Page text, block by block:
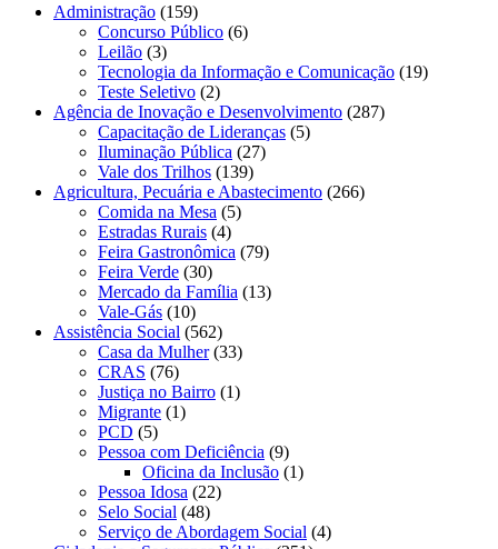
Administração (159)
Concurso Público (6)
Leilão (3)
Tecnologia da Informação e Comunicação (19)
Teste Seletivo (2)
Agência de Inovação e Desenvolvimento (287)
Capacitação de Lideranças (5)
Iluminação Pública (27)
Vale dos Trilhos (139)
Agricultura, Pecuária e Abastecimento (266)
Comida na Mesa (5)
Estradas Rurais (4)
Feira Gastronômica (79)
Feira Verde (30)
Mercado da Família (13)
Vale-Gás (10)
Assistência Social (562)
Casa da Mulher(33)
CRAS (76)
Justiça no Bairro (1)
Migrante (1)
PCD (5)
Pessoa com Deficiência (9)
Oficina da Inclusão (1)
Pessoa Idosa (22)
Selo Social (48)
Serviço de Abordagem Social (4)